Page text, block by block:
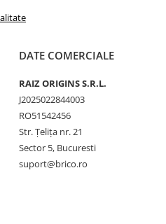
DATE COMERCIALE
RAIZ ORIGINS S.R.L.
J2025022844003
RO51542456
Str. Țelița nr. 21
Sector 5, Bucuresti
suport@brico.ro